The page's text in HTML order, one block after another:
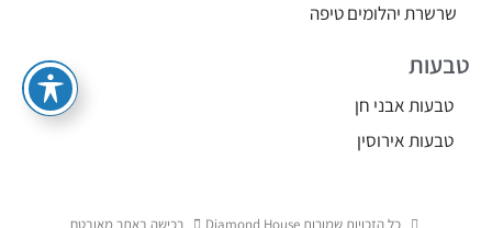
שרשרת יהלומים טיפה
טבעות
טבעות אבני חן
טבעות אירוסין